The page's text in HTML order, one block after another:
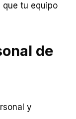
que tu equipo
de
y